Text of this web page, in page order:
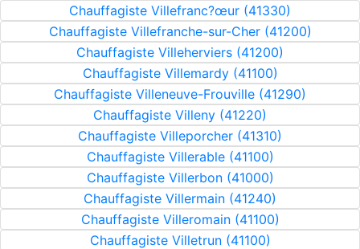
Chauffagiste Villefranc?œur (41330)
Chauffagiste Villefranche-sur-Cher (41200)
Chauffagiste Villeherviers (41200)
Chauffagiste Villemardy (41100)
Chauffagiste Villeneuve-Frouville (41290)
Chauffagiste Villeny (41220)
Chauffagiste Villeporcher (41310)
Chauffagiste Villerable (41100)
Chauffagiste Villerbon (41000)
Chauffagiste Villermain (41240)
Chauffagiste Villeromain (41100)
Chauffagiste Villetrun (41100)